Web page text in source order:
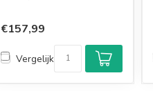
€157,99
Vergelijk